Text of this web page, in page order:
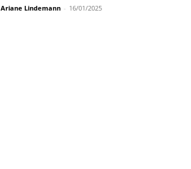
Ariane Lindemann - 16/01/2025